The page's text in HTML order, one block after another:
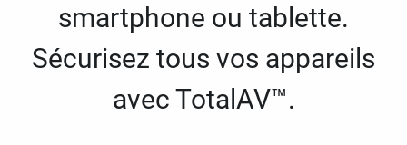
smartphone ou tablette.
Sécurisez tous vos appareils
avec TotalAV™.